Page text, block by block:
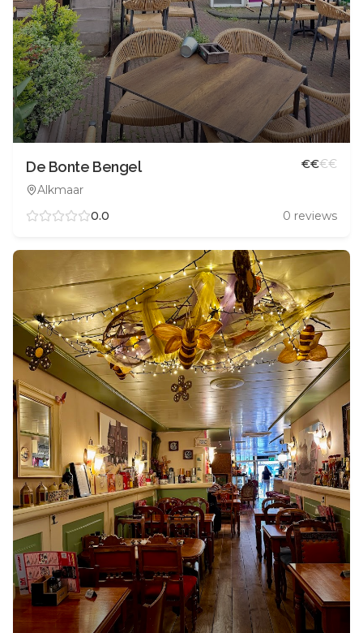
De Bonte Bengel
Alkmaar
€€€€
0.0 0 reviews